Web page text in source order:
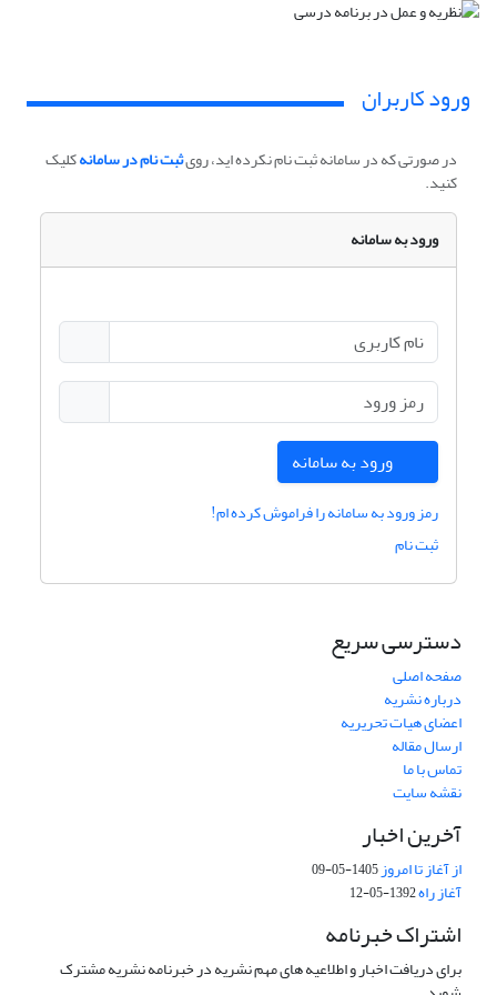
ورود کاربران
در صورتی که در سامانه ثبت نام نکرده اید، رویثبت نام در سامانهکلیک
کنید.
ورود به سامانه
ورود به سامانه
رمز ورود به سامانه را فراموش کرده ام!
ثبت نام
دسترسی سریع
صفحه اصلی
درباره نشریه
اعضای هیات تحریریه
ارسال مقاله
تماس با ما
نقشه سایت
آخرین اخبار
از آغاز تا امروز1405-05-09
آغاز راه1392-05-12
اشتراک خبرنامه
برای دریافت اخبار و اطلاعیه های مهم نشریه در خبرنامه نشریه مشترک